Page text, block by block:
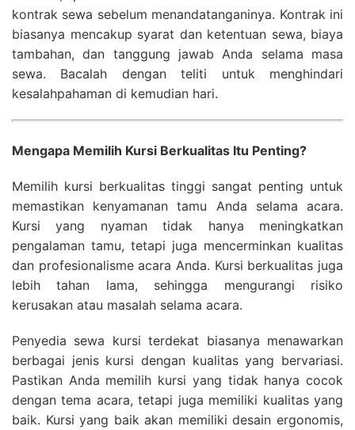
kontrak sewa sebelum menandatanganinya. Kontrak ini
biasanya mencakup syarat dan ketentuan sewa, biaya
tambahan, dan tanggung jawab Anda selama masa
sewa. Bacalah dengan teliti untuk menghindari
kesalahpahaman di kemudian hari.
Mengapa Memilih Kursi Berkualitas Itu Penting?
Memilih kursi berkualitas tinggi sangat penting untuk
memastikan kenyamanan tamu Anda selama acara.
Kursi yang nyaman tidak hanya meningkatkan
pengalaman tamu, tetapi juga mencerminkan kualitas
dan profesionalisme acara Anda. Kursi berkualitas juga
lebih tahan lama, sehingga mengurangi risiko
kerusakan atau masalah selama acara.
Penyedia sewa kursi terdekat biasanya menawarkan
berbagai jenis kursi dengan kualitas yang bervariasi.
Pastikan Anda memilih kursi yang tidak hanya cocok
dengan tema acara, tetapi juga memiliki kualitas yang
baik. Kursi yang baik akan memiliki desain ergonomis,